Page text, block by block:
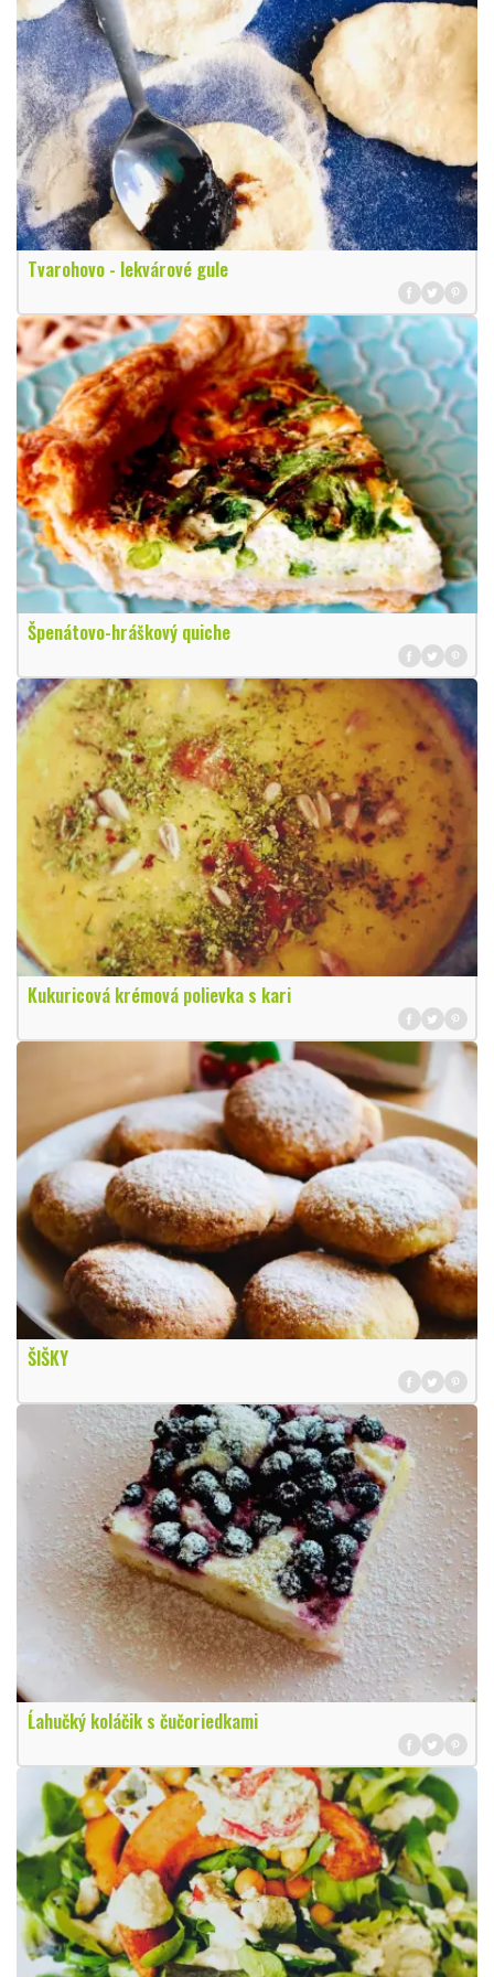
Tvarohovo - lekvárové gule
Špenátovo-hráškový quiche
Kukuricová krémová polievka s kari
ŠIŠKY
Ĺahučký koláčik s čučoriedkami